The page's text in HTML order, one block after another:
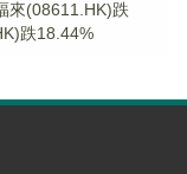
來(08611.HK)跌
跌18.44%